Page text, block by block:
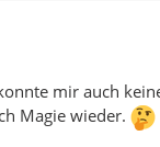
mir auch
Magie wieder.